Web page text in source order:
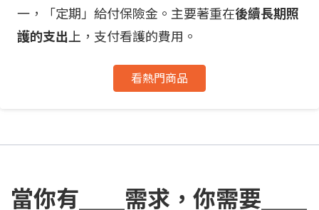
一，「定期」給付保險金。主要著重在後續長期照
護的支出上，支付看護的費用。
看熱門商品
當你有＿＿需求，你需要＿＿